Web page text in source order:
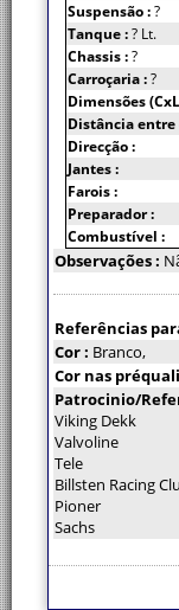
Suspensão :?
Tanque :? Lt.
Chassis :?
Carroçaria :?
Dimensões
Distância entre
Direcção :
Jantes :
Farois :
Preparador :
Combustível :
Observações :
Referências
Cor : Branco,
Cor nas
Patrocinio/
Viking Dekk
Valvoline
Tele
Billsten Racing
Pioner
Sachs